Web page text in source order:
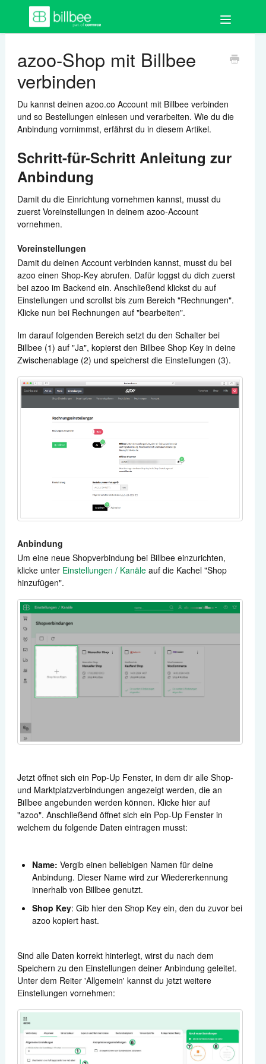
Toggle
Bestellungen
Auftragsdokumente
Artikel
Kund:innen
Zahlungen
Versand
Automatisierung
Berichte
Weitere Anbindungen
Support kontaktieren
azoo-Shop mit Billbee
verbinden
Du kannst deinen azoo.co Account mit Billbee verbinden
und so Bestellungen einlesen und verarbeiten. Wie du die
Anbindung vornimmst, erfährst du in diesem Artikel.
Schritt-für-Schritt Anleitung zur
Anbindung
Damit du die Einrichtung vornehmen kannst, musst du
zuerst Voreinstellungen in deinem azoo-Account
vornehmen.
Voreinstellungen
Damit du deinen Account verbinden kannst, musst du bei
azoo einen Shop-Key abrufen. Dafür loggst du dich zuerst
bei azoo im Backend ein. Anschließend klickst du auf
Einstellungen und scrollst bis zum Bereich "Rechnungen".
Klicke nun bei Rechnungen auf "bearbeiten".
Im darauf folgenden Bereich setzt du den Schalter bei
Billbee (1) auf "Ja", kopierst den Billbee Shop Key in deine
Zwischenablage (2) und speicherst die Einstellungen (3).
Anbindung
Um eine neue Shopverbindung bei Billbee einzurichten,
klicke unter Einstellungen / Kanäleauf die Kachel "Shop
hinzufügen".
Jetzt öffnet sich ein Pop-Up Fenster, in dem dir alle Shop-
und Marktplatzverbindungen angezeigt werden, die an
Billbee angebunden werden können. Klicke hier auf
"azoo". Anschließend öffnet sich ein Pop-Up Fenster in
welchem du folgende Daten eintragen musst:
Name: Vergib einen beliebigen Namen für deine
Anbindung. Dieser Name wird zur Wiedererkennung
innerhalb von Billbee genutzt.
Shop Key: Gib hier den Shop Key ein, den du zuvor bei
azoo kopiert hast.
Sind alle Daten korrekt hinterlegt, wirst du nach dem
Speichern zu den Einstellungen deiner Anbindung geleitet.
Unter dem Reiter 'Allgemein' kannst du jetzt weitere
Einstellungen vornehmen: